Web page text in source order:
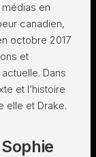
en
canadien,
octobre 2017
et
Dans
et l’histoire
elle et Drake.